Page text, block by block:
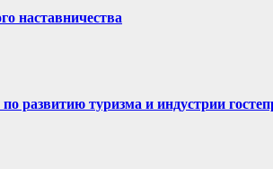
наставничества
развитию туризма и индустрии